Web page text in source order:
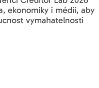
ekonomiky i médií, aby
vymahatelnosti